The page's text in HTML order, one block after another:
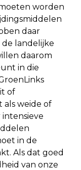
worden
daar
landelijke
daarom
in die
of
weide of
in de
Als dat goed
van onze